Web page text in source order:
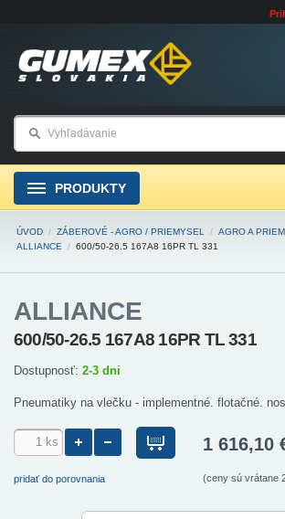
PRODUKTY
ÚVOD / ZÁBEROVÉ - AGRO / PRIEMYSEL / AGRO A
ALLIANCE
/ 600/50-26.5 167A8 16PR TL 331
ALLIANCE
600/50-26.5 167A8 16PR TL 331
Dostupnosť: 2-3 dni
Pneumatiky na vlečku - implementné. flotačné.
pridať do porovnania
1 616,10
(ceny sú vrátane